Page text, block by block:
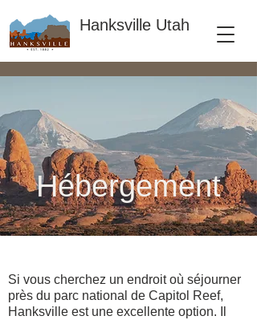
Hanksville Utah
Hébergement
Si vous cherchez un endroit où séjourner
près du parc national de Capitol Reef,
Hanksville est une excellente option. Il